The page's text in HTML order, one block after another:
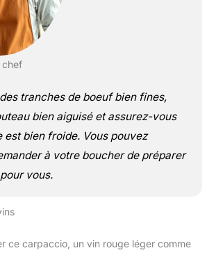
chef
tranches de boeuf bien fines,
bien aiguisé et assurez-vous
est bien froide. Vous pouvez
à votre boucher de préparer
vous.
ce carpaccio, un vin rouge léger comme